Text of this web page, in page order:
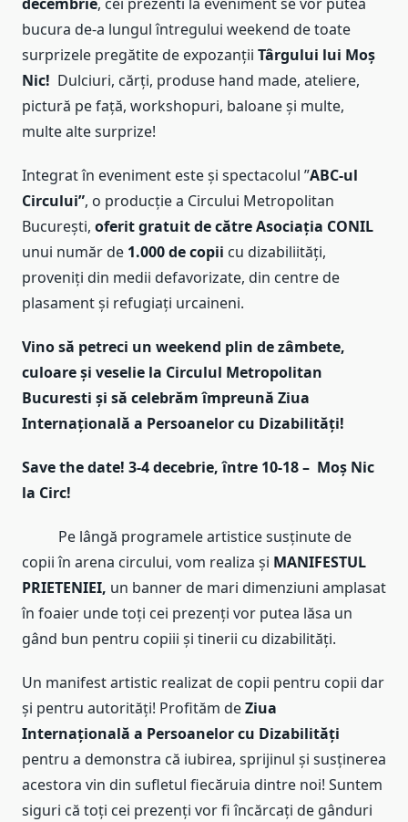
bucura de-a lungul întregului weekend de toate
surprizele pregătite de expozanții Târgului lui Moș
Nic! Dulciuri, cărți, produse hand made, ateliere,
pictură pe față, workshopuri, baloane și multe,
multe alte surprize!
Integrat în eveniment este și spectacolul ”ABC-ul
Circului”, o producție a Circului Metropolitan
București, oferit gratuit de către Asociația CONIL
unui număr de 1.000 de copii cu dizabiliități,
proveniți din medii defavorizate, din centre de
plasament și refugiați urcaineni.
Vino să petreci un weekend plin de zâmbete,
culoare și veselie la Circulul Metropolitan
Bucuresti și să celebrăm împreună Ziua
Internațională a Persoanelor cu Dizabilități!
Save the date! 3-4 decebrie, între 10-18 – Moș Nic
la Circ!
Pe lângă programele artistice susținute de
copii în arena circului, vom realiza și MANIFESTUL
PRIETENIEI, un banner de mari dimenziuni amplasat
în foaier unde toți cei prezenți vor putea lăsa un
gând bun pentru copiii și tinerii cu dizabilități.
Un manifest artistic realizat de copii pentru copii dar
și pentru autorități! Profităm deZiua
Internațională a Persoanelor cu Dizabilități
pentru a demonstra că iubirea, sprijinul și susținerea
acestora vin din sufletul fiecăruia dintre noi! Suntem
siguri că toți cei prezenți vor fi încărcați de gânduri